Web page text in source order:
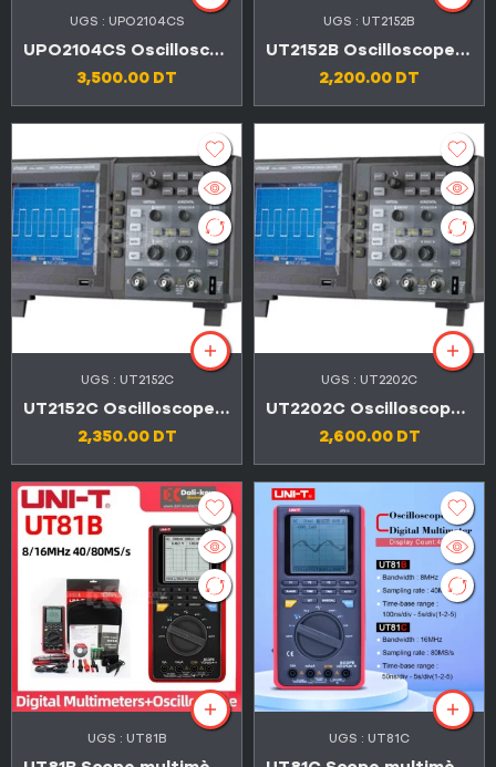
UGS : UPO2104CS
UPO2104CS Oscilloscope de stockage numérique 4 canaux 100 MHz
3,500.00 DT
UGS : UT2152B
UT2152B Oscilloscope à mémoire numérique 150 MHz
2,200.00 DT
UGS : UT2152C
UT2152C Oscilloscope à mémoire numérique 150 MHz
2,350.00 DT
UGS : UT2202C
UT2202C Oscilloscope à mémoire numérique 200 MHz
2,600.00 DT
UGS : UT81B UGS : UT81C